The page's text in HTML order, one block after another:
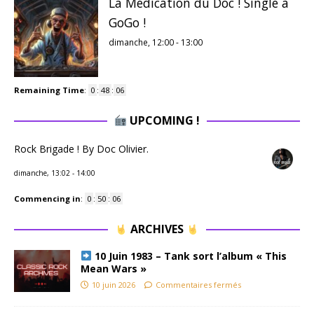
GoGo !
dimanche, 12:00- 13:00
Remaining Time: 0 : 48 : 05
UPCOMING !
Rock Brigade ! By Doc Olivier.
dimanche, 13:02 - 14:00
Commencing in: 0 : 50 : 05
ARCHIVES
10 Juin 1983 – Tank sort l’album « This
Mean Wars »
10 juin 2026 Commentaires fermés